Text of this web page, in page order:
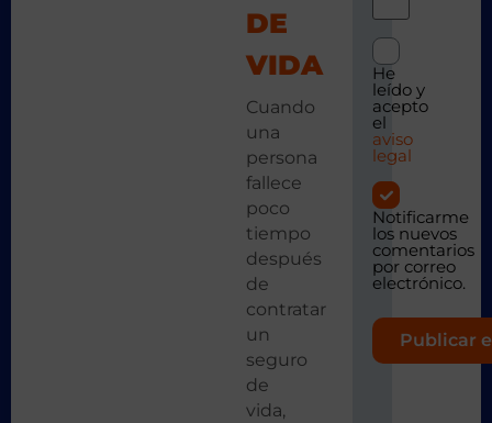
DE
VIDA
Cuando
una
persona
fallece
poco
tiempo
después
de
contratar
un
seguro
de
vida,
He
leído y
acepto
el
aviso
legal
Notificarme
los nuevos
comentarios
por correo
electrónico.